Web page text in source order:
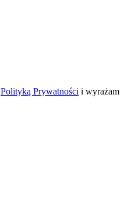
Polityką Prywatności i wyrażam